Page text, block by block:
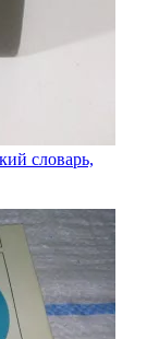
словарь,